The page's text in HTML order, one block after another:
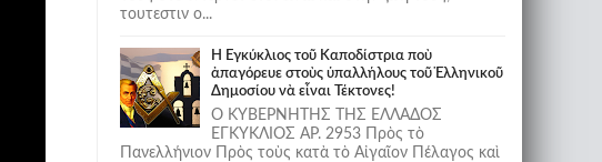
τουτεστιν ο...
Ἡ Ἐγκύκλιος τοῦ Καποδίστρια ποὺ
ἀπαγόρευε στοὺς ὑπαλλήλους τοῦ Ἑλληνικοῦ
Δημοσίου νὰ εἶναι Τέκτονες!
Ο ΚΥΒΕΡΝΗΤΗΣ ΤΗΣ ΕΛΛΑΔΟΣ
ΕΓΚΥΚΛΙΟΣ ΑΡ. 2953 Πρὸς τὸ
Πανελλήνιον Πρὸς τοὺς κατὰ τὸ Αἰγαῖον Πέλαγος καὶ